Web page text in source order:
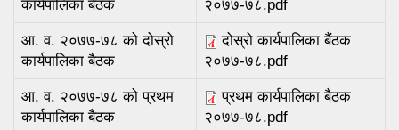
कार्यपालिका बैठक
२०७७-७८.pdf
आ. व. २०७७-७८ को दोस्रो
कार्यपालिका बैठक
दोस्रो कार्यपालिका बैंठक
२०७७-७८.pdf
आ. व. २०७७-७८ को प्रथम
कार्यपालिका बैठक
प्रथम कार्यपालिका बैठक
२०७७-७८.pdf